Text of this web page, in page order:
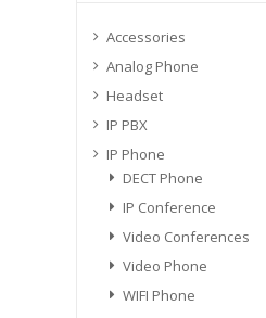
Accessories
Analog Phone
Headset
IP PBX
IP Phone
DECT Phone
IP Conference
Video Conferences
Video Phone
WIFI Phone